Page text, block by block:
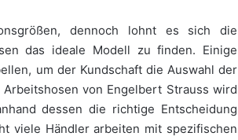
dennoch lohnt es sich die
das ideale Modell zu finden. Einige
um der Kundschaft die Auswahl der
von Engelbert Strauss wird
dessen die richtige Entscheidung
viele Händler arbeiten mit spezifischen